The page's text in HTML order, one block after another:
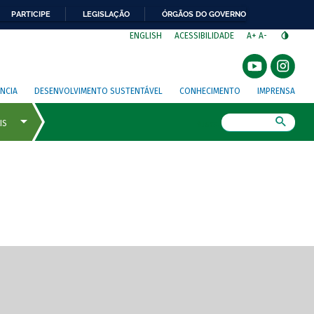
PARTICIPE LEGISLAÇÃO ÓRGÃOS DO GOVERNO
ENGLISH ACESSIBILIDADE A+ A-
DESENVOLVIMENTO SUSTENTÁVEL CONHECIMENTO IMPRENSA
de tela